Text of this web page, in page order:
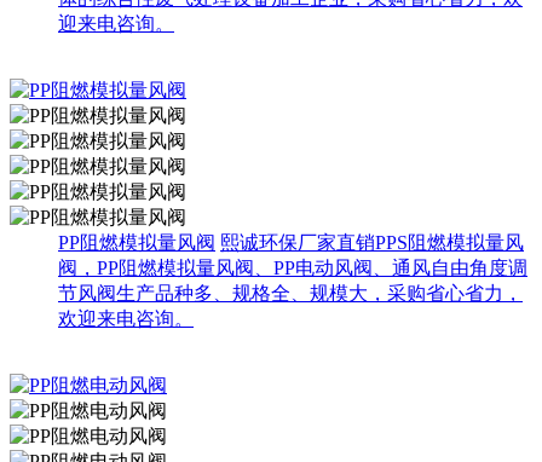
迎来电咨询。
PP阻燃模拟量风阀 熙诚环保厂家直销PPS阻燃模拟量风
阀，PP阻燃模拟量风阀、PP电动风阀、通风自由角度调
节风阀生产品种多、规格全、规模大，采购省心省力，
欢迎来电咨询。